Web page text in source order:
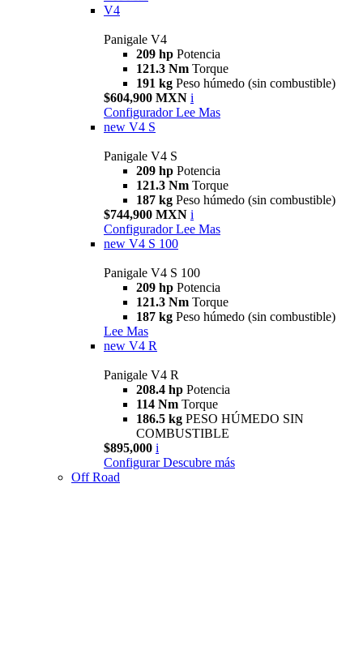
V4
Panigale V4
209 hp Potencia
121.3 Nm Torque
191 kg Peso húmedo (sin combustible)
$604,900 MXN i
Configurador Lee Mas
new V4 S
Panigale V4 S
209 hp Potencia
121.3 Nm Torque
187 kg Peso húmedo (sin combustible)
$744,900 MXN i
Configurador Lee Mas
new V4 S 100
Panigale V4 S 100
209 hp Potencia
121.3 Nm Torque
187 kg Peso húmedo (sin combustible)
Lee Mas
new V4 R
Panigale V4 R
208.4 hp Potencia
114 Nm Torque
186.5 kg PESO HÚMEDO SIN
COMBUSTIBLE
$895,000 i
Configurar Descubre más
Off Road